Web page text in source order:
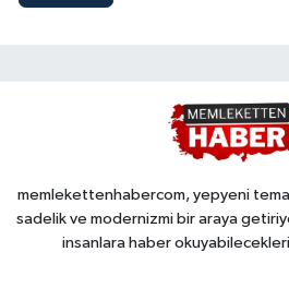
memlekettenhabercom, yepyeni
sadelik ve modernizmi bir araya
insanlara haber